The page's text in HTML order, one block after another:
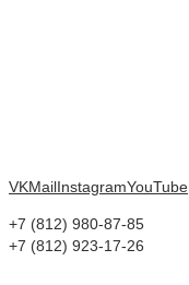
VKMailInstagramYouTube
+7 (812) 980-87-85
+7 (812) 923-17-26